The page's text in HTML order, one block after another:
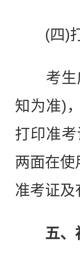
(四)打
考生应
知为准)
打印准
两面在使
准考证及
五、